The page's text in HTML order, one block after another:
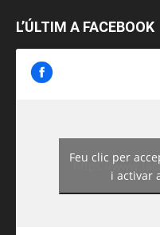
L’ÚLTIM A FACEBOOK
https://
Feu clic per
i activar